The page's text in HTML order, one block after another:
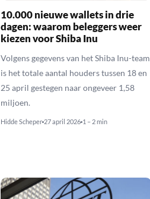
10.000 nieuwe wallets in drie
dagen: waarom beleggers weer
kiezen voor Shiba Inu
Volgens gegevens van het Shiba Inu-team
is het totale aantal houders tussen 18 en
25 april gestegen naar ongeveer 1,58
miljoen.
Hidde Scheper 27 april 2026 1 – 2 min